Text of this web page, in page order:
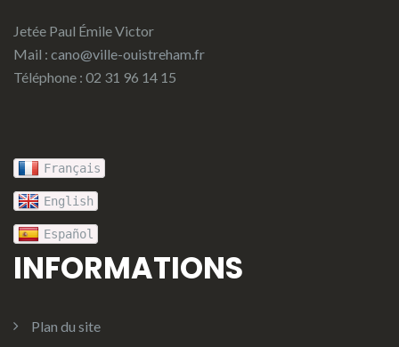
Jetée Paul Émile Victor
Mail : cano@ville-ouistreham.fr
Téléphone : 02 31 96 14 15
Français
English
Español
INFORMATIONS
Plan du site